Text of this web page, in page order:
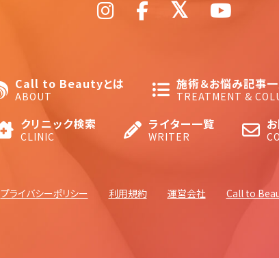
Call to Beautyとは
ABOUT
施術＆お悩み記事
TREATMENT &
クリニック検索
CLINIC
ライター一覧
WRITER
プライバシーポリシー 利用規約 運営会社 Call to